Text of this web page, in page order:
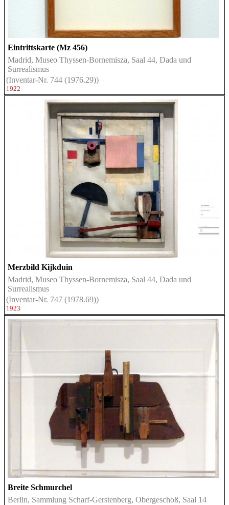
Eintrittskarte (Mz 456)
Madrid, Museo Thyssen-Bornemisza, Saal 44, Dada und
Surrealismus
(Inventar-Nr. 744 (1976.29))
1922
Merzbild Kijkduin
Madrid, Museo Thyssen-Bornemisza, Saal 44, Dada und
Surrealismus
(Inventar-Nr. 747 (1978.69))
1923
Breite Schmurchel
Berlin, Sammlung Scharf-Gerstenberg, Obergeschoß, Saal 14